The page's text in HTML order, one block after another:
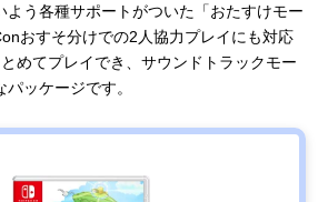
よう各種サポートがついた「おたすけモー
おすそ分けでの2人協力プレイにも対応
めてプレイでき、サウンドトラックモー
ッケージです。